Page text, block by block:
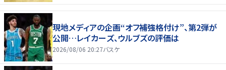
現地メディアの企画“オフ補強格付け”、第2弾が
公開…レイカーズ、ウルブズの評価は
2026/08/06 20:27バスケ